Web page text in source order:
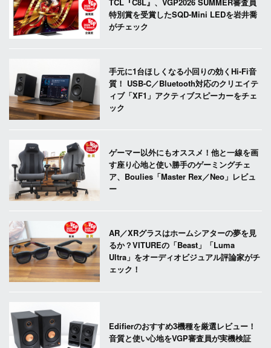
特別賞を受賞したSQD-Mini LEDを岩井喬
がチェック
手元に1台ほしくなる小回りの効くHi-Fi音
質！ USB-C／Bluetooth対応のクリエイテ
ィブ「XF1」アクティブスピーカーをチェ
ック
ゲーマー以外にもオススメ！他と一線を画
す座り心地と使い勝手のゲーミングチェ
ア、Boulies「Master Rex／Neo」レビュ
ー
AR／XRグラスはホームシアターの夢を見
るか？VITUREの「Beast」「Luma
Ultra」をオーディオビジュアル評論家がチ
ェック！
Edifierのおすすめ3機種を厳選レビュー！
音質と使い心地をVGP審査員が実機検証